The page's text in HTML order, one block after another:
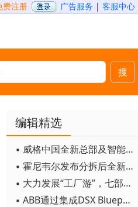
费注册 广告服务 | 客服中心
搜
编辑精选
▪ 威格中国全新总部及智能工厂启用
▪ 霍尼韦尔发布分拆后全新品牌：霍尼韦尔科技与霍尼韦尔航空航天
▪ 大力发展“工厂游”，七部门联合发文！
▪ ABB通过集成DSX Blueprint AI基础设施，扩大与英伟达的合作